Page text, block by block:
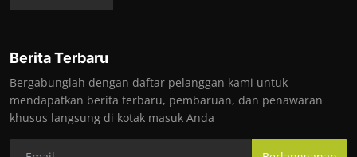
Berita Terbaru
Bergabunglah dengan daftar pelanggan kami untuk
mendapatkan berita terbaru, pembaruan, dan penawaran
khusus langsung di kotak masuk Anda